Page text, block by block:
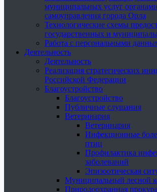
муниципальных услуг
самоуправления города Орла
Технологические схемы
государственных и
Работа с персональными
Деятельность
Деятельность
Реализация стратегических
Российской Федерации
Благоустройство
Благоустройство
Публичные слушания
Ветеринария
Ветеринария
Инфекционные
птиц
Профилактика
заболеваний
Эпизоотическая
Муниципальный лесной
Природоохранная